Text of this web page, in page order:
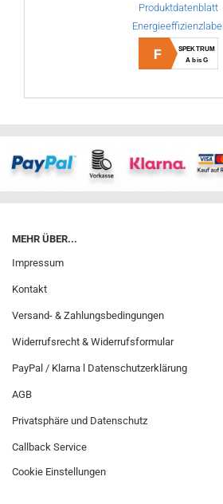
Produktdatenblatt
Energieeffizienzlabel
F
SPEKTRUM
A bis G
MEHR ÜBER...
Impressum
Kontakt
Versand- & Zahlungsbedingungen
Widerrufsrecht & Widerrufsformular
PayPal / Klarna l Datenschutzerklärung
AGB
Privatsphäre und Datenschutz
Callback Service
Cookie Einstellungen